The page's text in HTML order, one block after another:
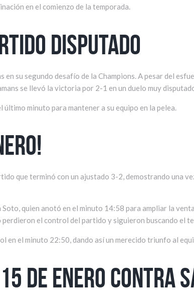
en el comienzo de la temporada.
disputado
su segundo desafío de la Champions. A pesar del
se llevó la victoria por 2-1 en un duelo muy
minuto para mantener a su equipo en la pelea.
que terminó con un ajustado 3-2, demostrando una
quien anotó en el minuto 14:58 para ampliar la
el control del partido y siguieron buscando el
en el minuto 22:50, dando así un merecido triunfo al
de enero contra